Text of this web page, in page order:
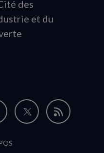
des
et du
Nous
Flux